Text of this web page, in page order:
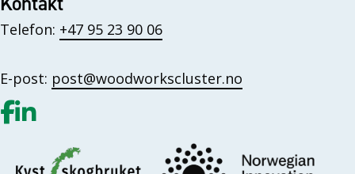
Telefon: +47 95 23 90 06
E-post: post@woodworkscluster.no
Gå til vår Facebook
Gå til vår LinkedIn